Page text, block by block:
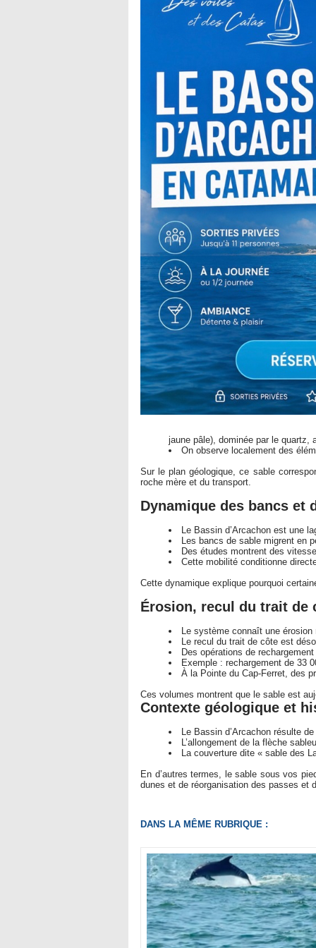
jaune pâle), dominée par le
On observe localement des
Sur le plan géologique, ce sable
roche mère et du transport.
Dynamique des bancs et
Le Bassin d’Arcachon est une
Les bancs de sable migrent en
Des études montrent des
Cette mobilité conditionne
Cette dynamique explique pourquoi
Érosion, recul du trait de
Le système connaît une
Le recul du trait de côte est
Des opérations de
Exemple : rechargement de 33
À la Pointe du Cap-Ferret, des
Ces volumes montrent que le sable est
Contexte géologique et
Le Bassin d’Arcachon résulte
L’allongement de la flèche
La couverture dite « sable des
En d’autres termes, le sable sous vos
dunes et de réorganisation des passes et
DANS LA MÊME RUBRIQUE :